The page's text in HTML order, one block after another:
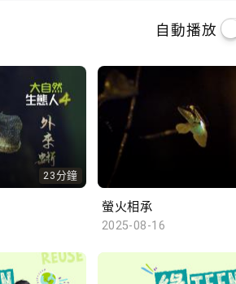
自動播放
23分鐘
螢火相承
2025-08-16